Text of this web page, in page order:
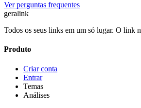
Ver perguntas frequentes
geralink
Todos os seus links em um só lugar. O link
Produto
Criar conta
Entrar
Temas
Análises